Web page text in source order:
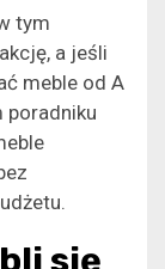
tym
a jeśli
meble od A
poradniku
się